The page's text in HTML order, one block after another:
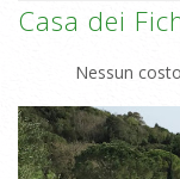
Casa dei
Nessun